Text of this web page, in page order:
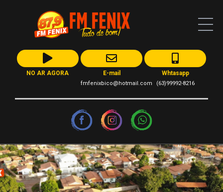
NO AR AGORA E-mail
fmfenixbico@hotmail.com
Whtasapp
(63)99992-8216